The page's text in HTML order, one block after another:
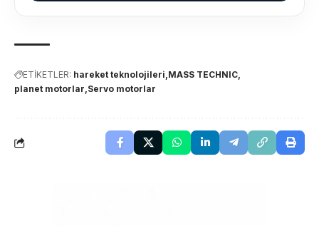
ETİKETLER: hareket teknolojileri MASS TECHNIC
planet motorlar Servo motorlar